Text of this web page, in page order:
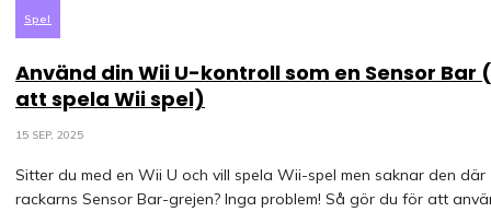
Spel
Använd din Wii U-kontroll som en Sensor Bar
att spela Wii spel)
15 SEP, 2025
Sitter du med en Wii U och vill spela Wii-spel men saknar den där
rackarns Sensor Bar-grejen? Inga problem! Så gör du för att